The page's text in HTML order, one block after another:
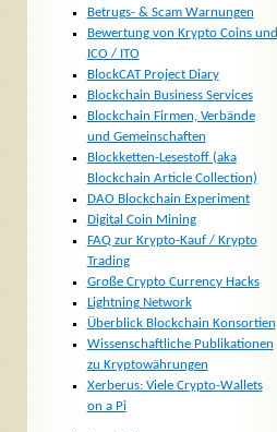
Betrugs- & Scam Warnungen
Bewertung von Krypto Coins und
ICO / ITO
BlockCAT Project Diary
Blockchain Business Services
Blockchain Firmen, Verbände
und Gemeinschaften
Blockketten-Lesestoff (aka
Blockchain Article Collection)
DAO Blockchain Experiment
Digital Coin Mining
FAQ zur Krypto-Kauf / Krypto
Trading
Große Crypto Currency Hacks
Lightning Network
Überblick Blockchain Konsortien
Wissenschaftliche Publikationen
zu Kryptowährungen
Xerberus: Viele Crypto-Wallets
on a Pi